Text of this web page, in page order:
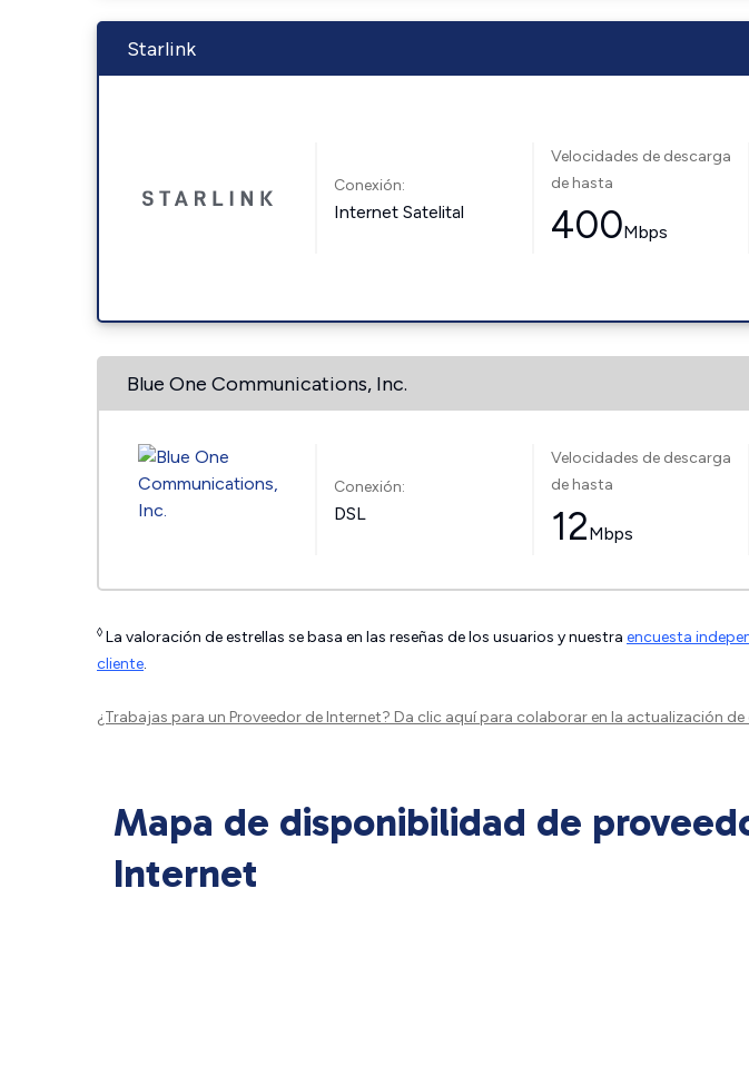
Starlink
Conexión:
Internet Satelital
Velocidades de descarga
de hasta
400Mbps
Blue One Communications, Inc.
Conexión:
DSL
Velocidades de descarga
de hasta
12Mbps
◊ La valoración de estrellas se basa en las reseñas de los usuarios y nuestra encuesta
cliente.
¿Trabajas para un Proveedor de Internet? Da clic aquípara colaborar en la actualización de
Mapa de disponibilidad de
Internet